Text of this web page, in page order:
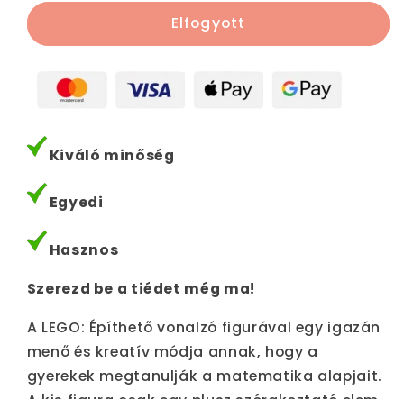
Elfogyott
Kiváló minőség
Egyedi
Hasznos
Szerezd be a tiédet még ma!
A LEGO: Építhető vonalzó figurával egy igazán
menő és kreatív módja annak, hogy a
gyerekek megtanulják a matematika alapjait.